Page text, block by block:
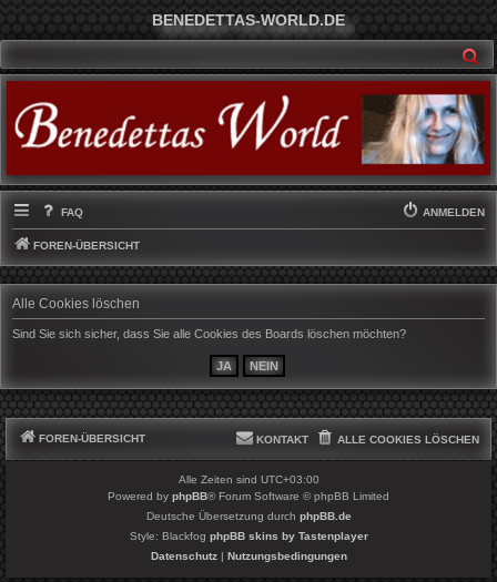
BENEDETTAS-WORLD.DE
FAQ ANMELDEN
FOREN-ÜBERSICHT
Alle Cookies löschen
Sind Sie sich sicher, dass Sie alle Cookies des Boards löschen möchten?
FOREN-ÜBERSICHT ALLE COOKIES LÖSCHEN
KONTAKT
Alle Zeiten sind UTC+03:00
Powered by phpBB® Forum Software © phpBB Limited
Deutsche Übersetzung durch phpBB.de
Style: Blackfog phpBB skins by Tastenplayer
Datenschutz| Nutzungsbedingungen